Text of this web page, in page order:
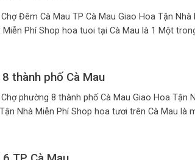
Đêm Cà Mau TP Cà Mau Giao Hoa Tận
Phí Shop hoa tuoi tại Cà Mau là 1 Một
thành phố Cà Mau
phường 8 thành phố Cà Mau Giao Hoa
Nhà Miễn Phí Shop hoa tươi trên Cà Mau là